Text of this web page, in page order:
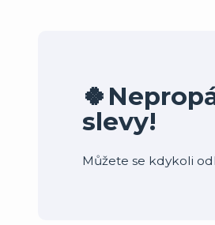
slevy!
Můžete se kdykoli